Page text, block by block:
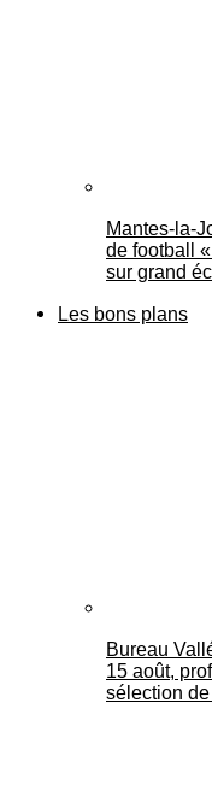
Mantes-la-
de football
sur grand
Les bons plans
Bureau
15 août,
sélection